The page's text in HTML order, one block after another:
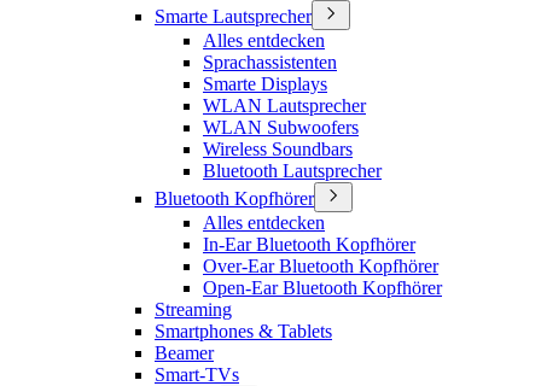
Smarte Lautsprecher
Alles entdecken
Sprachassistenten
Smarte Displays
WLAN Lautsprecher
WLAN Subwoofers
Wireless Soundbars
Bluetooth Lautsprecher
Bluetooth Kopfhörer
Alles entdecken
In-Ear Bluetooth Kopfhörer
Over-Ear Bluetooth Kopfhörer
Open-Ear Bluetooth Kopfhörer
Streaming
Smartphones & Tablets
Beamer
Smart-TVs